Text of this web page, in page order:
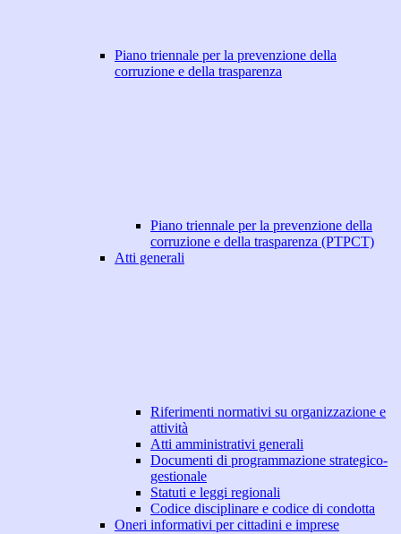
Piano triennale per la prevenzione della
corruzione e della trasparenza
Piano triennale per la prevenzione della
corruzione e della trasparenza (PTPCT)
Atti generali
Riferimenti normativi su organizzazione e
attività
Atti amministrativi generali
Documenti di programmazione strategico-
gestionale
Statuti e leggi regionali
Codice disciplinare e codice di condotta
Oneri informativi per cittadini e imprese